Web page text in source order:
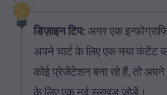
डिज़ाइन टिप: अगर एक
अपने चार्ट के लिए एक नया कंटेंट
कोई प्रेजेंटेशन बना रहे हैं, तो
के लिए एक नई स्लाइड जोड़ें।